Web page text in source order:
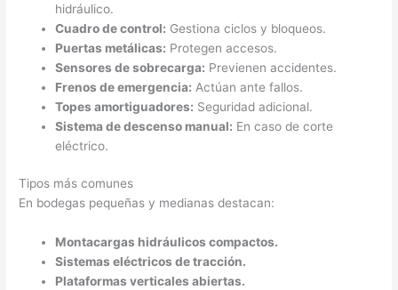
hidráulico.
Cuadro de control: Gestiona ciclos y bloqueos.
Puertas metálicas: Protegen accesos.
Sensores de sobrecarga: Previenen accidentes.
Frenos de emergencia: Actúan ante fallos.
Topes amortiguadores: Seguridad adicional.
Sistema de descenso manual: En caso de corte
eléctrico.
Tipos más comunes
En bodegas pequeñas y medianas destacan:
Montacargas hidráulicos compactos.
Sistemas eléctricos de tracción.
Plataformas verticales abiertas.